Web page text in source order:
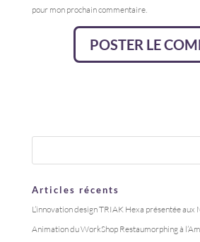
pour mon prochain commentaire.
Articles récents
L’innovation design TRIAK Hexa présentée aux
Animation du WorkShop Restaumorphing à